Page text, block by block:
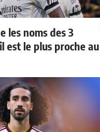
les noms des 3
est le plus proche au